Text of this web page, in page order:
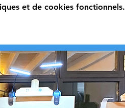
et de cookies fonctionnels.